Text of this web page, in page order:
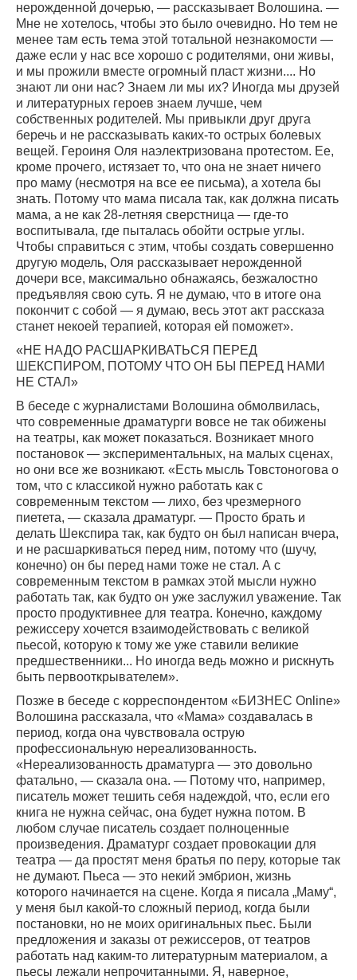
нерожденной дочерью, — рассказывает Волошина. —
Мне не хотелось, чтобы это было очевидно. Но тем не
менее там есть тема этой тотальной незнакомости —
даже если у нас все хорошо с родителями, они живы,
и мы прожили вместе огромный пласт жизни.... Но
знают ли они нас? Знаем ли мы их? Иногда мы друзей
и литературных героев знаем лучше, чем
собственных родителей. Мы привыкли друг друга
беречь и не рассказывать каких-то острых болевых
вещей. Героиня Оля наэлектризована протестом. Ее,
кроме прочего, истязает то, что она не знает ничего
про маму (несмотря на все ее письма), а хотела бы
знать. Потому что мама писала так, как должна писать
мама, а не как 28-летняя сверстница — где-то
воспитывала, где пыталась обойти острые углы.
Чтобы справиться с этим, чтобы создать совершенно
другую модель, Оля рассказывает нерожденной
дочери все, максимально обнажаясь, безжалостно
предъявляя свою суть. Я не думаю, что в итоге она
покончит с собой — я думаю, весь этот акт рассказа
станет некоей терапией, которая ей поможет».
«НЕ НАДО РАСШАРКИВАТЬСЯ ПЕРЕД
ШЕКСПИРОМ, ПОТОМУ ЧТО ОН БЫ ПЕРЕД НАМИ
НЕ СТАЛ»
В беседе с журналистами Волошина обмолвилась,
что современные драматурги вовсе не так обижены
на театры, как может показаться. Возникает много
постановок — экспериментальных, на малых сценах,
но они все же возникают. «Есть мысль Товстоногова о
том, что с классикой нужно работать как с
современным текстом — лихо, без чрезмерного
пиетета, — сказала драматург. — Просто брать и
делать Шекспира так, как будто он был написан вчера,
и не расшаркиваться перед ним, потому что (шучу,
конечно) он бы перед нами тоже не стал. А с
современным текстом в рамках этой мысли нужно
работать так, как будто он уже заслужил уважение. Так
просто продуктивнее для театра. Конечно, каждому
режиссеру хочется взаимодействовать с великой
пьесой, которую к тому же уже ставили великие
предшественники... Но иногда ведь можно и рискнуть
быть первооткрывателем».
Позже в беседе с корреспондентом «БИЗНЕС Online»
Волошина рассказала, что «Мама» создавалась в
период, когда она чувствовала острую
профессиональную нереализованность.
«Нереализованность драматурга — это довольно
фатально, — сказала она. — Потому что, например,
писатель может тешить себя надеждой, что, если его
книга не нужна сейчас, она будет нужна потом. В
любом случае писатель создает полноценные
произведения. Драматург создает провокации для
театра — да простят меня братья по перу, которые так
не думают. Пьеса — это некий эмбрион, жизнь
которого начинается на сцене. Когда я писала „Маму“,
у меня был какой-то сложный период, когда были
постановки, но не моих оригинальных пьес. Были
предложения и заказы от режиссеров, от театров
работать над каким-то литературным материалом, а
пьесы лежали непрочитанными. Я, наверное,